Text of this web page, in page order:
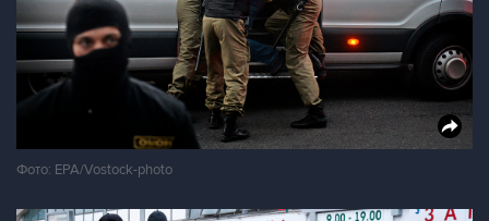
Фото: EPA/Vostock-photo